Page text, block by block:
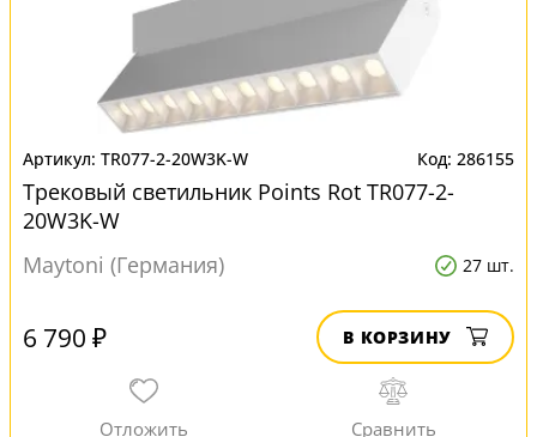
TR077-2-20W3K-W 286155
Трековый светильник Points Rot TR077-2-
20W3K-W
Maytoni (Германия)
27 шт.
6 790 ₽ В КОРЗИНУ